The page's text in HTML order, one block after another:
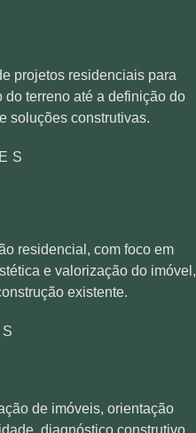
projetos residenciais para
terreno até a definição do
soluções construtivas.
residencial, com foco em
e valorização do imóvel,
existente.
de imóveis, orientação
diagnóstico construtivo